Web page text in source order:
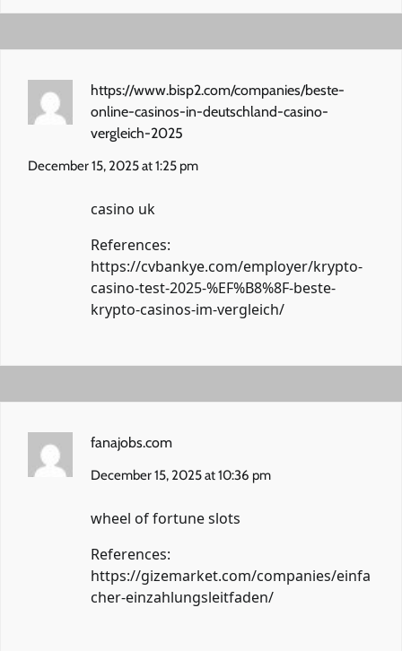
https://www.bisp2.com/companies/beste-
online-casinos-in-deutschland-casino-
vergleich-2025
December 15, 2025 at 1:25 pm
casino uk
References:
https://cvbankye.com/employer/krypto-
casino-test-2025-%EF%B8%8F-beste-
krypto-casinos-im-vergleich/
fanajobs.com
December 15, 2025 at 10:36 pm
wheel of fortune slots
References:
https://gizemarket.com/companies/einfa
cher-einzahlungsleitfaden/